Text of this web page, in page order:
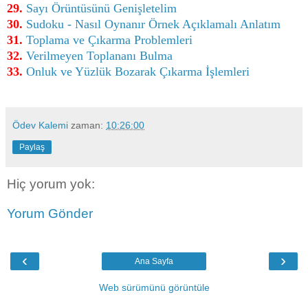
29. Sayı Örüntüsünü Genişletelim
30. Sudoku - Nasıl Oynanır Örnek Açıklamalı Anlatım
31. Toplama ve Çıkarma Problemleri
32. Verilmeyen Toplananı Bulma
33. Onluk ve Yüzlük Bozarak Çıkarma İşlemleri
Ödev Kalemi zaman: 10:26:00
Paylaş
Hiç yorum yok:
Yorum Gönder
‹ ›
Ana Sayfa
Web sürümünü görüntüle